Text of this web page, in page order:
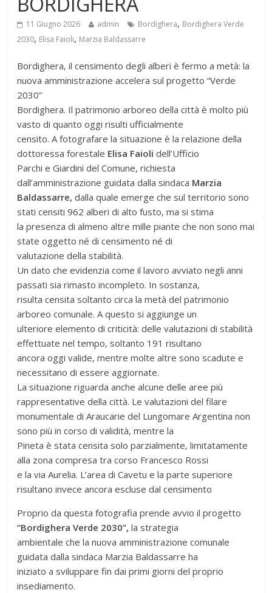
11 Giugno 2026 admin Bordighera, Bordighera Verde
2030, Elisa Faioli, Marzia Baldassarre
Bordighera, il censimento degli alberi è fermo a metà: la
nuova amministrazione accelera sul progetto “Verde
2030”
Bordighera. Il patrimonio arboreo della città è molto più
vasto di quanto oggi risulti ufficialmente
censito. A fotografare la situazione è la relazione della
dottoressa forestale Elisa Faiolidell’Ufficio
Parchi e Giardini del Comune, richiesta
dall’amministrazione guidata dalla sindaca Marzia
Baldassarre, dalla quale emerge che sul territorio sono
stati censiti 962 alberi di alto fusto, ma si stima
la presenza di almeno altre mille piante che non sono mai
state oggetto né di censimento né di
valutazione della stabilità.
Un dato che evidenzia come il lavoro avviato negli anni
passati sia rimasto incompleto. In sostanza,
risulta censita soltanto circa la metà del patrimonio
arboreo comunale. A questo si aggiunge un
ulteriore elemento di criticità: delle valutazioni di stabilità
effettuate nel tempo, soltanto 191 risultano
ancora oggi valide, mentre molte altre sono scadute e
necessitano di essere aggiornate.
La situazione riguarda anche alcune delle aree più
rappresentative della città. Le valutazioni del filare
monumentale di Araucarie del Lungomare Argentina non
sono più in corso di validità, mentre la
Pineta è stata censita solo parzialmente, limitatamente
alla zona compresa tra corso Francesco Rossi
e la via Aurelia. L’area di Cavetu e la parte superiore
risultano invece ancora escluse dal censimento
Proprio da questa fotografia prende avvio il progetto
“Bordighera Verde 2030”, la strategia
ambientale che la nuova amministrazione comunale
guidata dalla sindaca Marzia Baldassarre ha
iniziato a sviluppare fin dai primi giorni del proprio
insediamento.